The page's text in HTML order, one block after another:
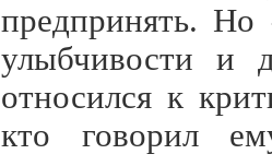
предпринять. Но
улыбчивости и
относился к
кто говорил